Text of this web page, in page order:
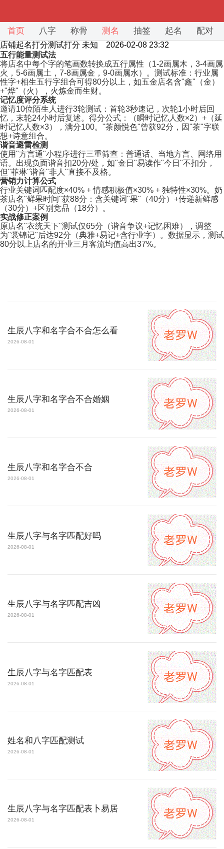
首页 八字 称骨 测名 抽签 起名 配对
店铺起名打分测试打分 未知 2026-02-08 23:32
五行能量测试法
将店名中每个字的笔画数转换成五行属性（1-2画属木，3-4画属
火，5-6画属土，7-8画属金，9-0画属水）。测试标准：行业属
性字+相生五行字组合可得80分以上，如五金店名含"鑫"（金）
+"烨"（火），火炼金而生财。
记忆度评分系统
邀请10位陌生人进行3轮测试：首轮3秒速记，次轮1小时后回
忆，末轮24小时后复述。得分公式：（瞬时记忆人数×2）+（延
时记忆人数×3），满分100。"茶颜悦色"曾获92分，因"茶"字联
想+诗意组合。
谐音避雷检测
使用"方言通"小程序进行三重筛查：普通话、当地方言、网络用
语。出现负面谐音扣20分/处，如"金日"易读作"今日"不扣分，
但"菲琳"谐音"非人"直接不及格。
营销力计算公式
行业关键词匹配度×40% + 情感积极值×30% + 独特性×30%。奶
茶店名"鲜果时间"获88分：含关键词"果"（40分）+传递新鲜感
（30分）+区别竞品（18分）。
实战修正案例
原店名"衣统天下"测试仅65分（谐音争议+记忆困难），调整
为"裳锦记"后达92分（典雅+易记+含行业字）。数据显示，测试
80分以上店名的开业三月客流均值高出37%。
生辰八字和名字合不合怎么看
2026-08-01
生辰八字和名字合不合婚姻
2026-08-01
生辰八字和名字合不合
2026-08-01
生辰八字与名字匹配好吗
2026-08-01
生辰八字与名字匹配吉凶
2026-08-01
生辰八字与名字匹配表
2026-08-01
姓名和八字匹配测试
2026-08-01
生辰八字与名字匹配表卜易居
2026-08-01